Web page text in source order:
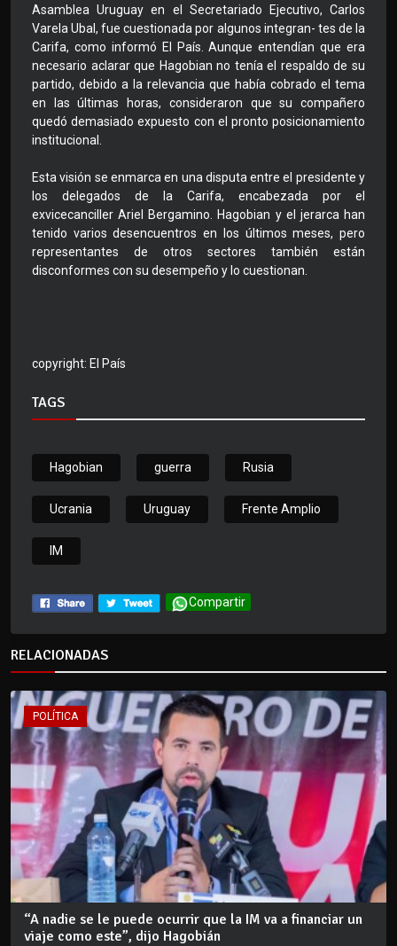
Asamblea Uruguay en el Secretariado Ejecutivo, Carlos
Varela Ubal, fue cuestionada por algunos integran- tes de la
Carifa, como informó El País. Aunque entendían que era
necesario aclarar que Hagobian no tenía el respaldo de su
partido, debido a la relevancia que había cobrado el tema
en las últimas horas, consideraron que su compañero
quedó demasiado expuesto con el pronto posicionamiento
institucional.
Esta visión se enmarca en una disputa entre el presidente y
los delegados de la Carifa, encabezada por el
exvicecanciller Ariel Bergamino. Hagobian y el jerarca han
tenido varios desencuentros en los últimos meses, pero
representantes de otros sectores también están
disconformes con su desempeño y lo cuestionan.
copyright: El País
TAGS
Hagobian guerra Rusia
Ucrania Uruguay Frente Amplio
IM
Compartir
RELACIONADAS
POLÍTICA
“A nadie se le puede ocurrir que la IM va a financiar un
viaje como este”, dijo Hagobián